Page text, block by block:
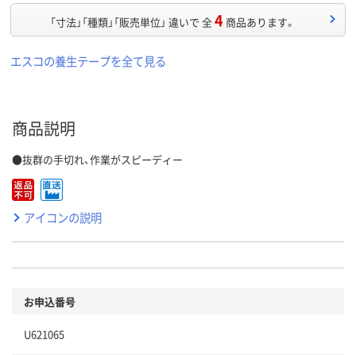
「寸法」「種類」「販売単位」 違いで 全4 商品あります。
エスコの養生テープを全て見る
商品説明
●抜群の手切れ、作業がスピーディー
アイコンの説明
お申込番号
U621065